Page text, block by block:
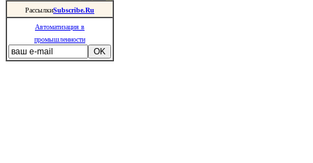
РассылкиSubscribe.Ru
Автоматизация в
промышленности